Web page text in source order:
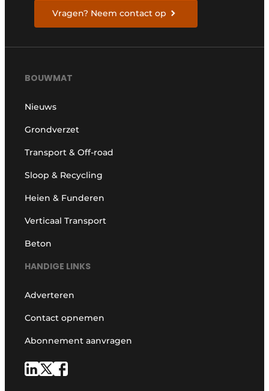
Vragen? Neem contact op
BOUWMAT
Nieuws
Grondverzet
Transport & Off-road
Sloop & Recycling
Heien & Funderen
Verticaal Transport
Beton
HANDIGE LINKS
Adverteren
Contact opnemen
Abonnement aanvragen